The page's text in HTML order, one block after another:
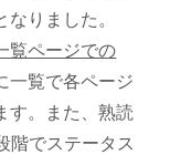
りました。
覧ページでの
一覧で各ページ
す。また、熟読
でステータス